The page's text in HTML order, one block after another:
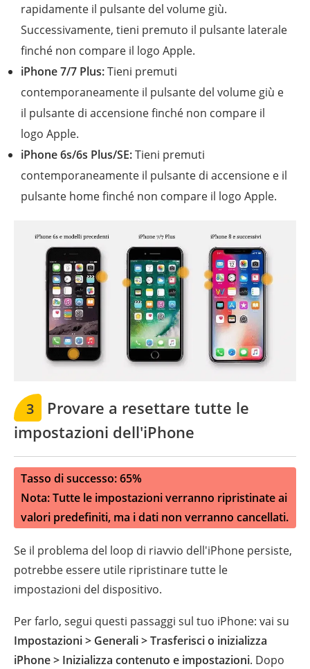
rapidamente il pulsante del volume giù.
Successivamente, tieni premuto il pulsante laterale
finché non compare il logo Apple.
iPhone 7/7 Plus:Tieni premuti
contemporaneamente il pulsante del volume giù e
il pulsante di accensione finché non compare il
logo Apple.
iPhone 6s/6s Plus/SE:Tieni premuti
contemporaneamente il pulsante di accensione e il
pulsante home finché non compare il logo Apple.
3
Provare a resettare tutte le
impostazioni dell'iPhone
Tasso di successo: 65%
Nota: Tutte le impostazioni verranno ripristinate ai
valori predefiniti, ma i dati non verranno cancellati.
Se il problema del loop di riavvio dell'iPhone persiste,
potrebbe essere utile ripristinare tutte le
impostazioni del dispositivo.
Per farlo, segui questi passaggi sul tuo iPhone: vai su
Impostazioni > Generali > Trasferisci o inizializza
iPhone > Inizializza contenuto e impostazioni. Dopo